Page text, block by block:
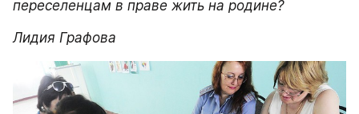
переселенцам в праве жить на родине?
Лидия Графова